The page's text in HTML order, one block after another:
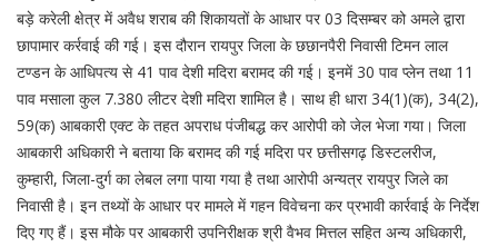
बड़े करेली क्षेत्र में अवैध शराब की शिकायतों के आधार पर 03 दिसम्बर को अमले द्वारा
छापामार कर्रवाई की गई। इस दौरान रायपुर जिला के छछानपैरी निवासी टिमन लाल
टण्डन के आधिपत्य से 41 पाव देशी मदिरा बरामद की गई। इनमें 30 पाव प्लेन तथा 11
पाव मसाला कुल 7.380 लीटर देशी मदिरा शामिल है। साथ ही धारा 34(1)(क), 34(2),
59(क) आबकारी एक्ट के तहत अपराध पंजीबद्ध कर आरोपी को जेल भेजा गया। जिला
आबकारी अधिकारी ने बताया कि बरामद की गई मदिरा पर छत्तीसगढ़ डिस्टलरीज,
कुम्हारी, जिला-दुर्ग का लेबल लगा पाया गया है तथा आरोपी अन्यत्र रायपुर जिले का
निवासी है। इन तथ्यों के आधार पर मामले में गहन विवेचना कर प्रभावी कार्रवाई के निर्देश
दिए गए हैं। इस मौके पर आबकारी उपनिरीक्षक श्री वैभव मित्तल सहित अन्य अधिकारी,